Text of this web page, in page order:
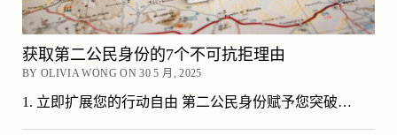
获取第二公民身份的7个不可抗拒理由
BY OLIVIA WONG ON 30 5 月, 2025
1. 立即扩展您的行动自由 第二公民身份赋予您突破…